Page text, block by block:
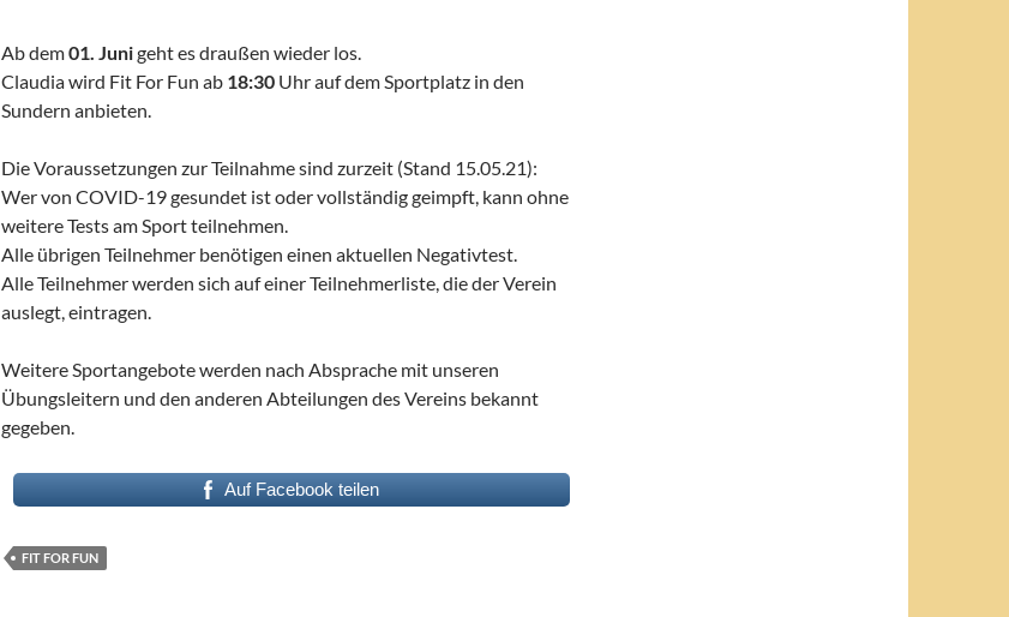
Ab dem01. Junigeht es draußen wieder los.
Claudia wird Fit For Fun ab 18:30 Uhr auf dem Sportplatz in den
Sundern anbieten.
Die Voraussetzungen zur Teilnahme sind zurzeit (Stand 15.05.21):
Wer von COVID-19 gesundet ist oder vollständig geimpft, kann ohne
weitere Tests am Sport teilnehmen.
Alle übrigen Teilnehmer benötigen einen aktuellen Negativtest.
Alle Teilnehmer werden sich auf einer Teilnehmerliste, die der Verein
auslegt, eintragen.
Weitere Sportangebote werden nach Absprache mit unseren
Übungsleitern und den anderen Abteilungen des Vereins bekannt
gegeben.
Auf Facebook teilen
FIT FOR FUN